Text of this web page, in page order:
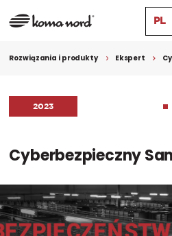
PL
Rozwiązania i produkty Ekspert
2023
Cyberbezpieczny